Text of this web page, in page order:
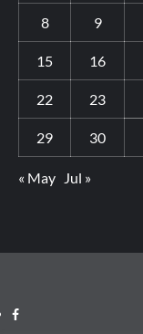
8 9
15 16
22 23
29 30
« May Jul »